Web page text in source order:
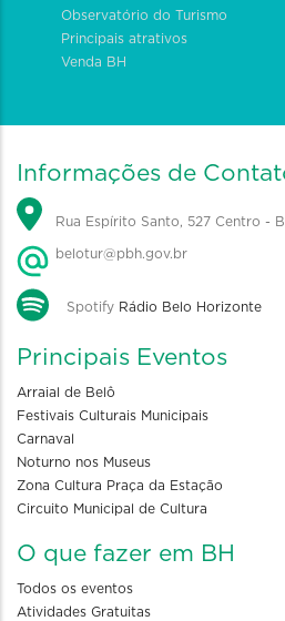
Observatório do Turismo
Principais atrativos
Venda BH
Informações de
Rua Espírito Santo, 527 Centro -
belotur@pbh.gov.br
Spotify Rádio Belo Horizonte
Principais Eventos
Arraial de Belô
Festivais Culturais Municipais
Carnaval
Noturno nos Museus
Zona Cultura Praça da Estação
Circuito Municipal de Cultura
O que fazer em BH
Todos os eventos
Atividades Gratuitas